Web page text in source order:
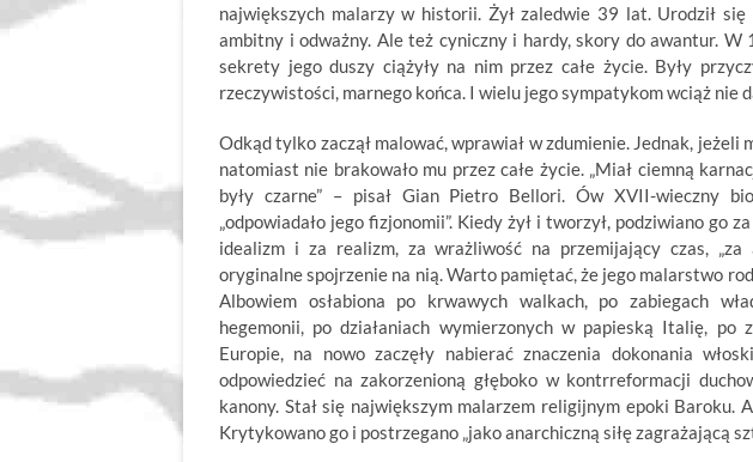
największych malarzy w historii. Żył zaledwie 39 lat. Urodził
ambitny i odważny. Ale też cyniczny i hardy, skory do awantur. W
sekrety jego duszy ciążyły na nim przez całe życie. Były
rzeczywistości, marnego końca. I wielu jego sympatykom wciąż nie
Odkąd tylko zaczął malować, wprawiał w zdumienie. Jednak, jeżeli
natomiast nie brakowało mu przez całe życie. „Miał ciemną
były czarne” – pisał Gian Pietro Bellori. Ów XVII-wieczny
„odpowiadało jego fizjonomii”. Kiedy żył i tworzył, podziwiano go
idealizm i za realizm, za wrażliwość na przemijający czas, „za
oryginalne spojrzenie na nią. Warto pamiętać, że jego malarstwo
Albowiem osłabiona po krwawych walkach, po zabiegach
hegemonii, po działaniach wymierzonych w papieską Italię, po
Europie, na nowo zaczęły nabierać znaczenia dokonania
odpowiedzieć na zakorzenioną głęboko w kontrreformacji
kanony. Stał się największym malarzem religijnym epoki Baroku.
Krytykowano go i postrzegano „jako anarchiczną siłę zagrażającą